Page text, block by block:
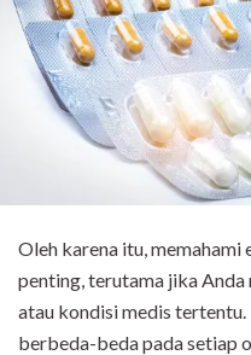
Oleh karena itu,
penting, terutama jika
atau kondisi medis
berbeda-beda pada setiap